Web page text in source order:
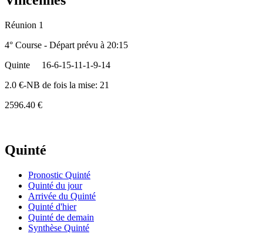
Réunion 1
4° Course - Départ prévu à 20:15
Quinte
16-6-15-11-1-9-14
2.0 €-NB de fois la mise: 21
2596.40 €
Quinté
Pronostic Quinté
Quinté du jour
Arrivée du Quinté
Quinté d'hier
Quinté de demain
Synthèse Quinté